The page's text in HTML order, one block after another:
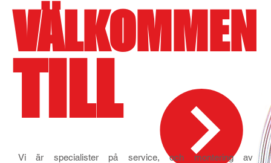
VÄLKOMMEN
TILL
Vi är specialister på service, och montering av